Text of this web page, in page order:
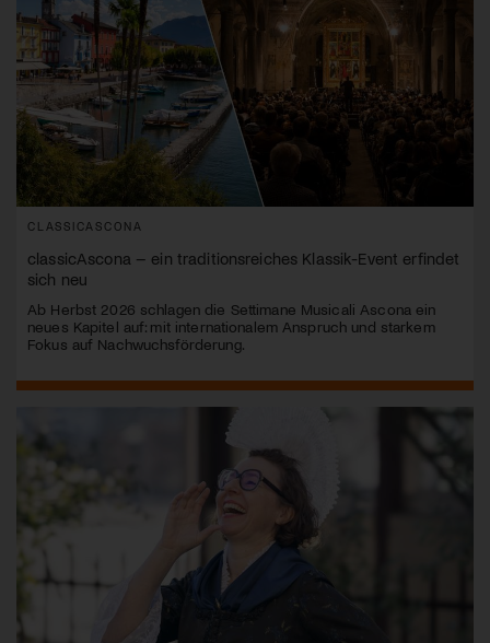
CLASSICASCONA
classicAscona – ein traditionsreiches Klassik-Event erfindet
sich neu
Ab Herbst 2026 schlagen die Settimane Musicali Ascona ein
neues Kapitel auf: mit internationalem Anspruch und starkem
Fokus auf Nachwuchsförderung.